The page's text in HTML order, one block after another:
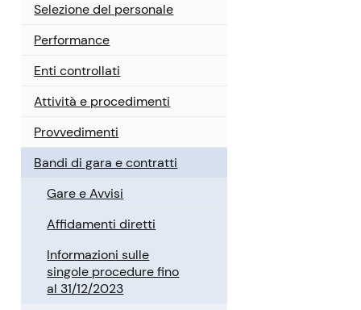
Selezione del personale
Performance
Enti controllati
Attività e procedimenti
Provvedimenti
Bandi di gara e contratti
Gare e Avvisi
Affidamenti diretti
Informazioni sulle
singole procedure fino
al 31/12/2023